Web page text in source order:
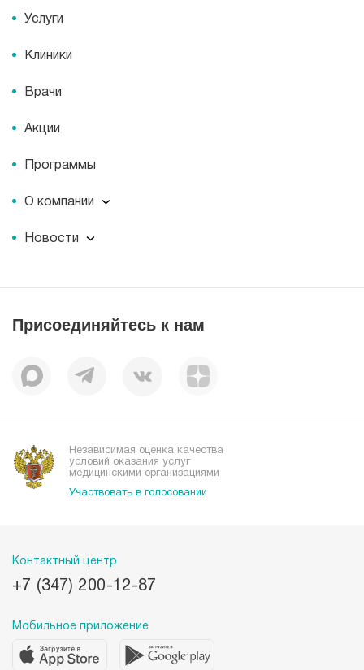
Услуги
Клиники
Врачи
Акции
Программы
О компании
Пациентам
Миссия
Корпоративная социальная ответственность
Наши преимущества
Новости
Пресс-центр
Присоединяйтесь к нам
Независимая оценка качества
условий оказания услуг
медицинскими организациями
Участвовать в голосовании
Контактный центр
+7 (347) 200-12-87
Мобильное приложение